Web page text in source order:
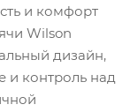
и комфорт
Wilson
дизайн,
и контроль над